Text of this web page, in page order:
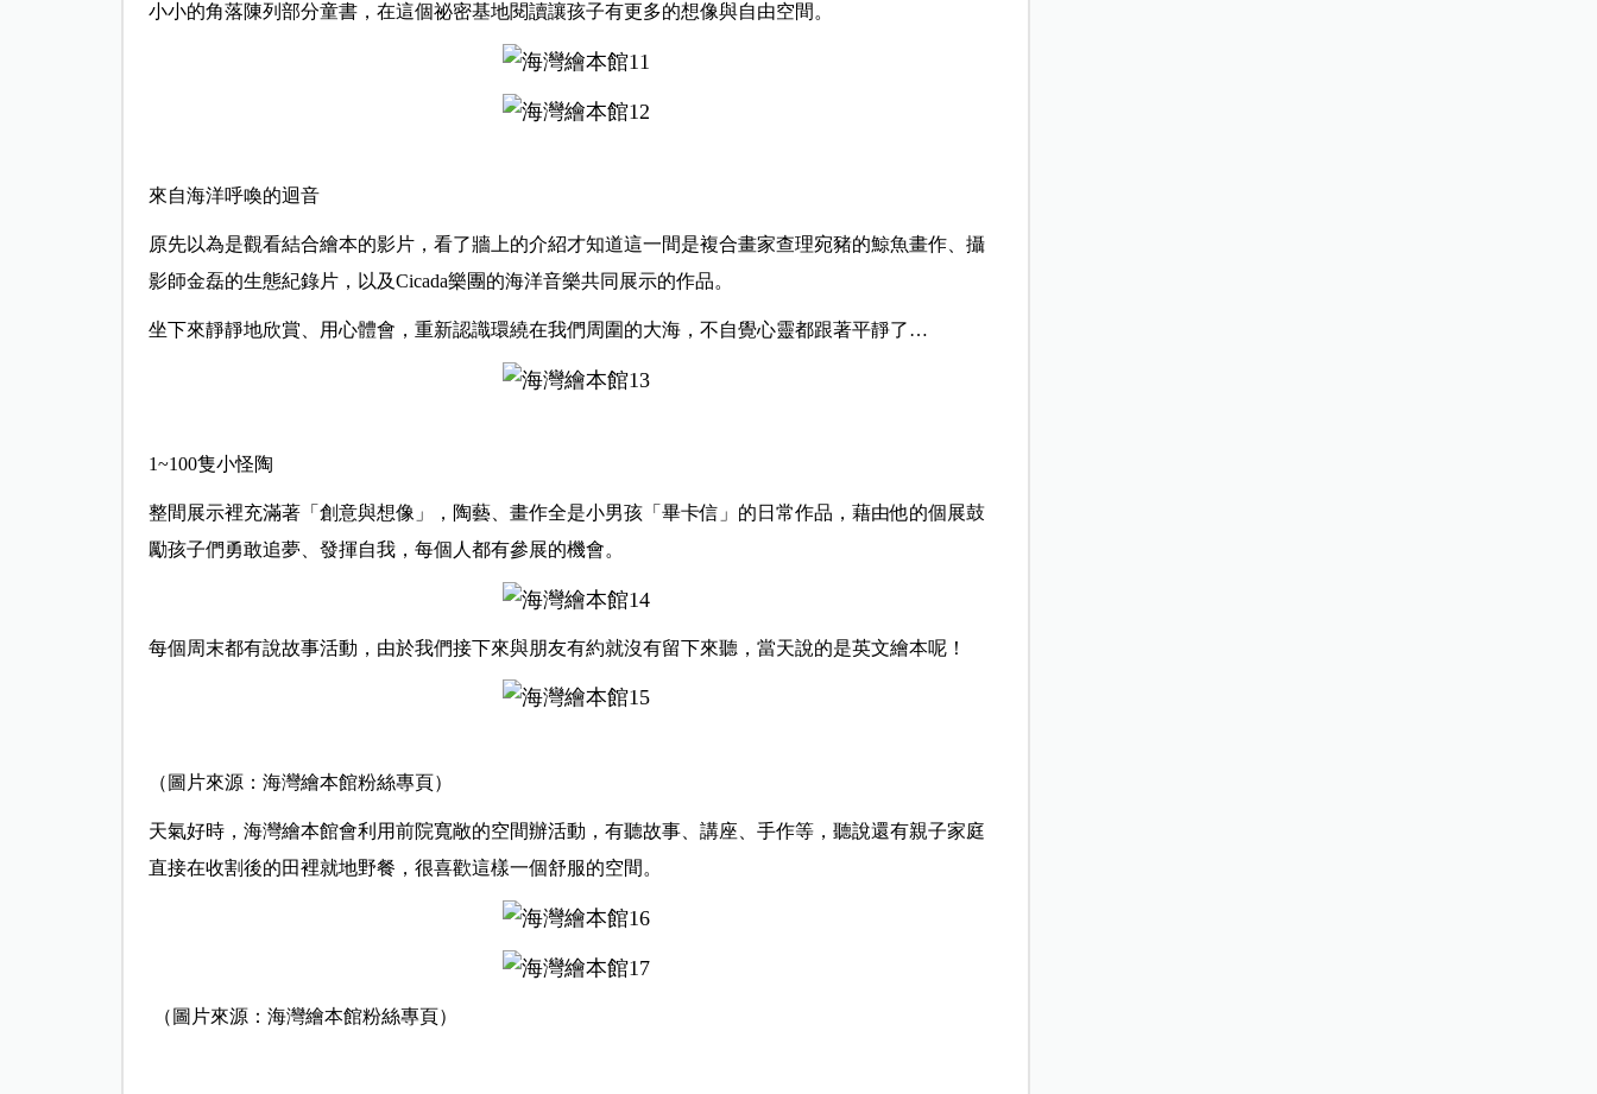
小小的角落陳列部分童書，在這個祕密基地閱讀讓孩子有更多的想像與自由空間。
來自海洋呼喚的迴音
原先以為是觀看結合繪本的影片，看了牆上的介紹才知道這一間是複合畫家查理宛豬的鯨魚畫作、攝
影師金磊的生態紀錄片，以及Cicada樂團的海洋音樂共同展示的作品。
坐下來靜靜地欣賞、用心體會，重新認識環繞在我們周圍的大海，不自覺心靈都跟著平靜了…
1~100隻小怪陶
整間展示裡充滿著「創意與想像」，陶藝、畫作全是小男孩「畢卡信」的日常作品，藉由他的個展鼓
勵孩子們勇敢追夢、發揮自我，每個人都有參展的機會。
每個周末都有說故事活動，由於我們接下來與朋友有約就沒有留下來聽，當天說的是英文繪本呢！
（圖片來源：海灣繪本館粉絲專頁）
天氣好時，海灣繪本館會利用前院寬敞的空間辦活動，有聽故事、講座、手作等，聽說還有親子家庭
直接在收割後的田裡就地野餐，很喜歡這樣一個舒服的空間。
（圖片來源：海灣繪本館粉絲專頁）